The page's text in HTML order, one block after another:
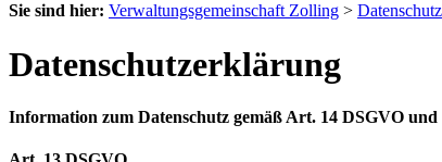
Sie sind hier: Verwaltungsgemeinschaft Zolling > Datenschutz
Datenschutzerklärung
Information zum Datenschutz gemäß Art. 14 DSGVO und